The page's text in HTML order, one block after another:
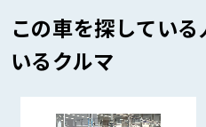
この車を探してい
いるクルマ